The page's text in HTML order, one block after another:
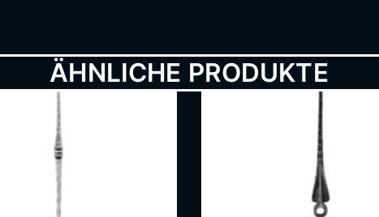
ÄHNLICHE PRODUKTE